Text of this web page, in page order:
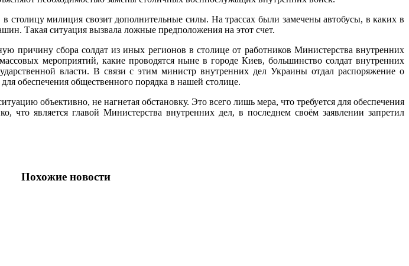
столицу милиция свозит дополнительные силы. На трассах были замечены автобусы, в каких в
Такая ситуация вызвала ложные предположения на этот счет.
причину сбора солдат из иных регионов в столице от работников Министерства внутренних
мероприятий, какие проводятся ныне в городе Киев, большинство солдат внутренних
власти. В связи с этим министр внутренних дел Украины отдал распоряжение о
обеспечения общественного порядка в нашей столице.
объективно, не нагнетая обстановку. Это всего лишь мера, что требуется для обеспечения
является главой Министерства внутренних дел, в последнем своём заявлении запретил
Похожие новости